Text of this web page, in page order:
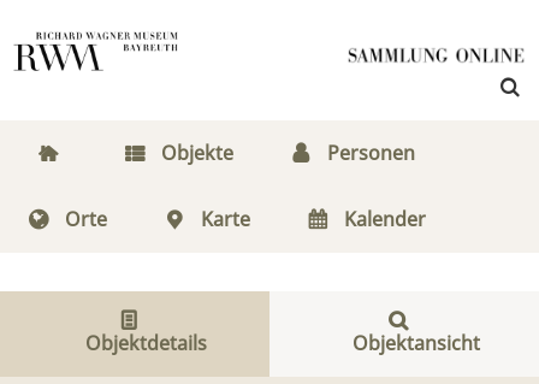
Objekte Personen
Orte Karte Kalender
Objektdetails Objektansicht